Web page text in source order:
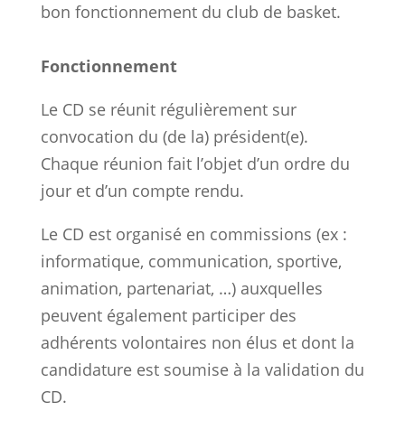
bon fonctionnement du club de basket.
Fonctionnement
Le CD se réunit régulièrement sur
convocation du (de la) président(e).
Chaque réunion fait l’objet d’un ordre du
jour et d’un compte rendu.
Le CD est organisé en commissions (ex :
informatique, communication, sportive,
animation, partenariat, …) auxquelles
peuvent également participer des
adhérents volontaires non élus et dont la
candidature est soumise à la validation du
CD.